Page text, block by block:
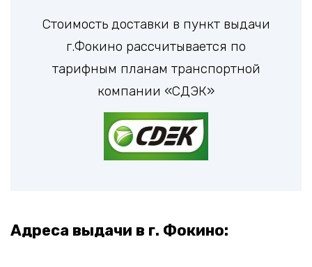
Стоимость доставки в пункт выдачи
г.Фокино рассчитывается по
тарифным планам транспортной
компании «СДЭК»
Адреса выдачи в г. Фокино: